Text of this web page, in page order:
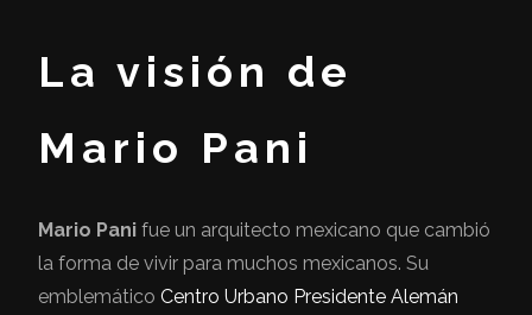
La visión de
Mario Pani
Mario Pani fue un arquitecto mexicano que cambió
la forma de vivir para muchos mexicanos. Su
emblemático Centro Urbano Presidente Alemán